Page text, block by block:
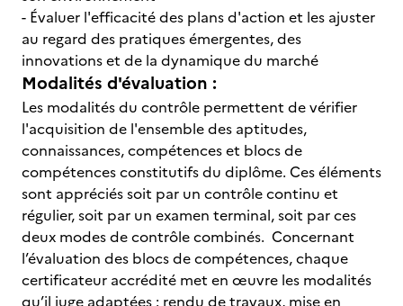
- Évaluer l'efficacité des plans d'action et les ajuster
au regard des pratiques émergentes, des
innovations et de la dynamique du marché
Modalités d'évaluation :
Les modalités du contrôle permettent de vérifier
l'acquisition de l'ensemble des aptitudes,
connaissances, compétences et blocs de
compétences constitutifs du diplôme. Ces éléments
sont appréciés soit par un contrôle continu et
régulier, soit par un examen terminal, soit par ces
deux modes de contrôle combinés. Concernant
l’évaluation des blocs de compétences, chaque
certificateur accrédité met en œuvre les modalités
qu’il juge adaptées : rendu de travaux, mise en